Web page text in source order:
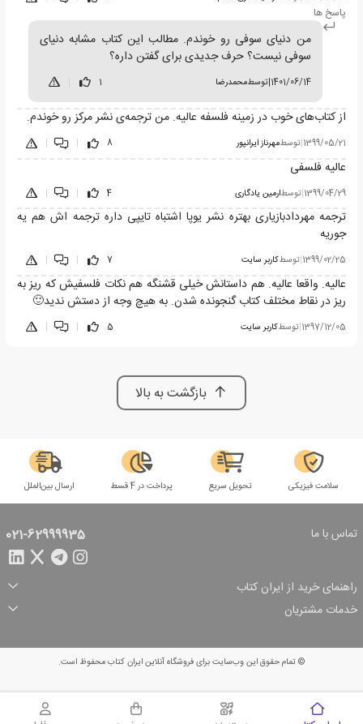
پاسخ ها
من دنیای سوفی رو خوندم. مطالب این کتاب مشابه دنیای
سوفی نیست؟ حرف جدیدی برای گفتن داره؟
1401/06/14
|توسطمحمدرضا 1
از کتاب‌های خوب در زمینه فلسفه عالیه. من ترجمه‌ی نشر مرکز رو خوندم.
1399/05/21
|توسطمهرناز ایرانپور 8
|
|
عالیه فلسفی
1399/04/29
|توسطارمین یادگاری 4
|
|
ترجمه مهردادبازیاری بهتره نشر یوپا اشتباه تایپی داره ترجمه اش هم یه
جوریه
1399/02/25
|توسطکاربر سایت 7
|
|
عالیه. واقعا عالیه. هم داستانش خیلی قشنگه هم نکات فلسفیش که ریز به
ریز در نقاط مختلف کتاب گنجونده شدن. به هیچ وجه از دستش ندید🙂
1397/12/05
|توسطکاربر سایت 5
|
|
بازگشت به بالا
سلامت فیزیکی تحویل سریع پرداخت در 4 قسط ارسال بین‌الملل
تماس با ما 021-62999935
راهنمای خرید از ایران کتاب
ثبت سفارش
شرایط ارسال سفارش
شیوه پرداخت
تخفیف‌های خرید
خدمات مشتریان
© تمام حقوق این وب‌سایت برای فروشگاه آنلاین ایران کتاب محفوظ است.
سبد خرید